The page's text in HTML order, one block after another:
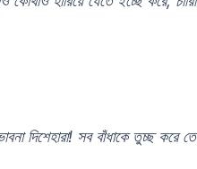
দিশেহারা! সব বাঁধাকে তুচ্ছ করে